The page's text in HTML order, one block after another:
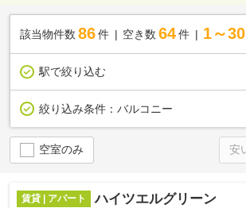
該当物件数 86件 空き数 64 件 1～30
駅で絞り込む
絞り込み条件： バルコニー
空室のみ
賃貸 | アパート ハイツエルグリーン